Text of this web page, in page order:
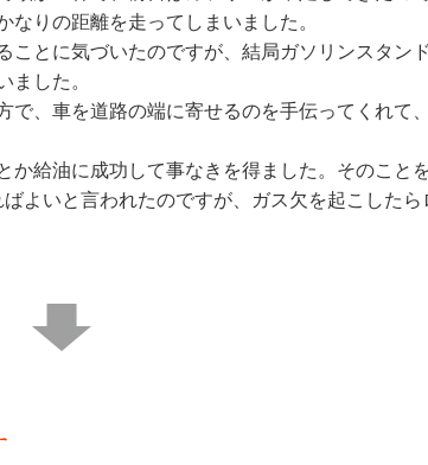
りの距離を走ってしまいました。
ことに気づいたのですが、結局ガソリンスタン
ました。
で、車を道路の端に寄せるのを手伝ってくれて
か給油に成功して事なきを得ました。そのこと
よいと言われたのですが、ガス欠を起こした